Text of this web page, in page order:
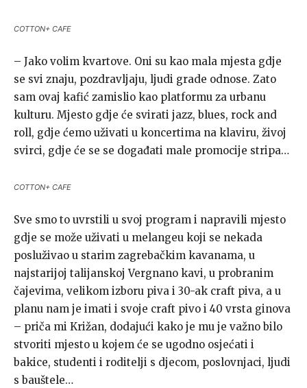
COTTON+ CAFE
– Jako volim kvartove. Oni su kao mala mjesta gdje
se svi znaju, pozdravljaju, ljudi grade odnose. Zato
sam ovaj kafić zamislio kao platformu za urbanu
kulturu. Mjesto gdje će svirati jazz, blues, rock and
roll, gdje ćemo uživati u koncertima na klaviru, živoj
svirci, gdje će se se događati male promocije stripa…
COTTON+ CAFE
Sve smo to uvrstili u svoj program i napravili mjesto
gdje se može uživati u melangeu koji se nekada
posluživao u starim zagrebačkim kavanama, u
najstarijoj talijanskoj Vergnano kavi, u probranim
čajevima, velikom izboru piva i 30-ak craft piva, a u
planu nam je imati i svoje craft pivo i 40 vrsta ginova
– priča mi Križan, dodajući kako je mu je važno bilo
stvoriti mjesto u kojem će se ugodno osjećati i
bakice, studenti i roditelji s djecom, poslovnjaci, ljudi
s bauštele…